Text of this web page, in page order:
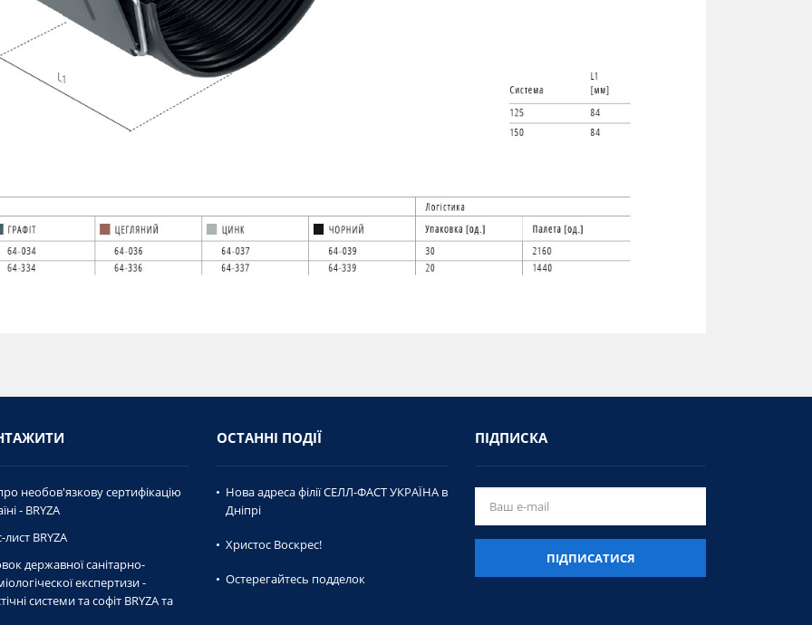
ПІДПИСКА
ПІДПИСАТИСЯ
необов'язкову сертифікацію
- BRYZA
BRYZA
державної caнiтaрно-
експертизи -
системи та софіт BRYZA та
ОСТАННІ ПОДІЇ
Нова адреса філії СЕЛЛ-ФАСТ УКРАЇНА в
Дніпрі
Христос Воскрес!
Остерегайтесь подделок